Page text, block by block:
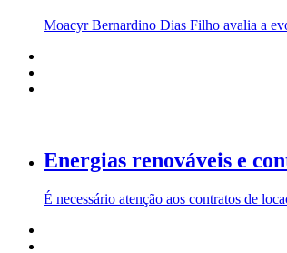
Moacyr Bernardino Dias Filho avalia a
Energias renováveis e
É necessário atenção aos contratos de